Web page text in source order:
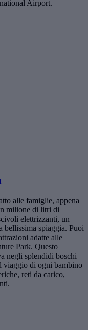
Airport.
alle famiglie, appena
milione di litri di
elettrizzanti, un
bellissima spiaggia. Puoi
adatte alle
Park. Questo
negli splendidi boschi
viaggio di ogni bambino
reti da carico,